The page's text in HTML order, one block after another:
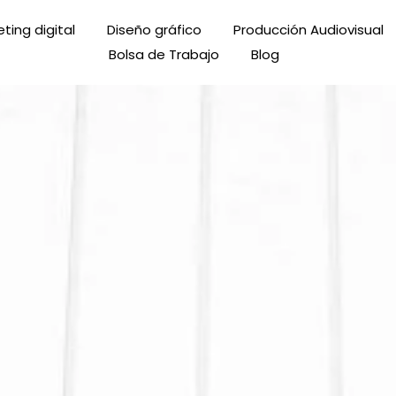
digital Diseño gráfico Producción Audiovisual
Bolsa de Trabajo
Blog